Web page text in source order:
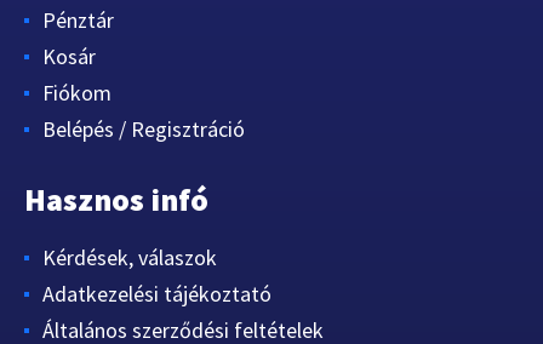
Pénztár
Kosár
Fiókom
Belépés / Regisztráció
Hasznos infó
Kérdések, válaszok
Adatkezelési tájékoztató
Általános szerződési feltételek